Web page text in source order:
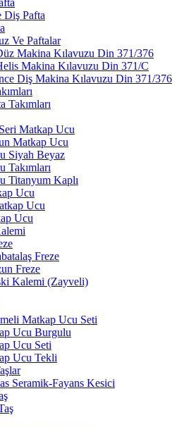
Diş Pafta
Ve Paftalar
Makina Kılavuzu Din 371/376
Makina Kılavuzu Din 371/C
Diş Makina Kılavuzu Din 371/376
Takımları
Matkap Ucu
Matkap Ucu
Siyah Beyaz
Takımları
Titanyum Kaplı
Ucu
Ucu
Ucu
Freze
Freze
Kalemi (Zayveli)
Matkap Ucu Seti
Ucu Burgulu
Ucu Seti
Ucu Tekli
Seramik-Fayans Kesici